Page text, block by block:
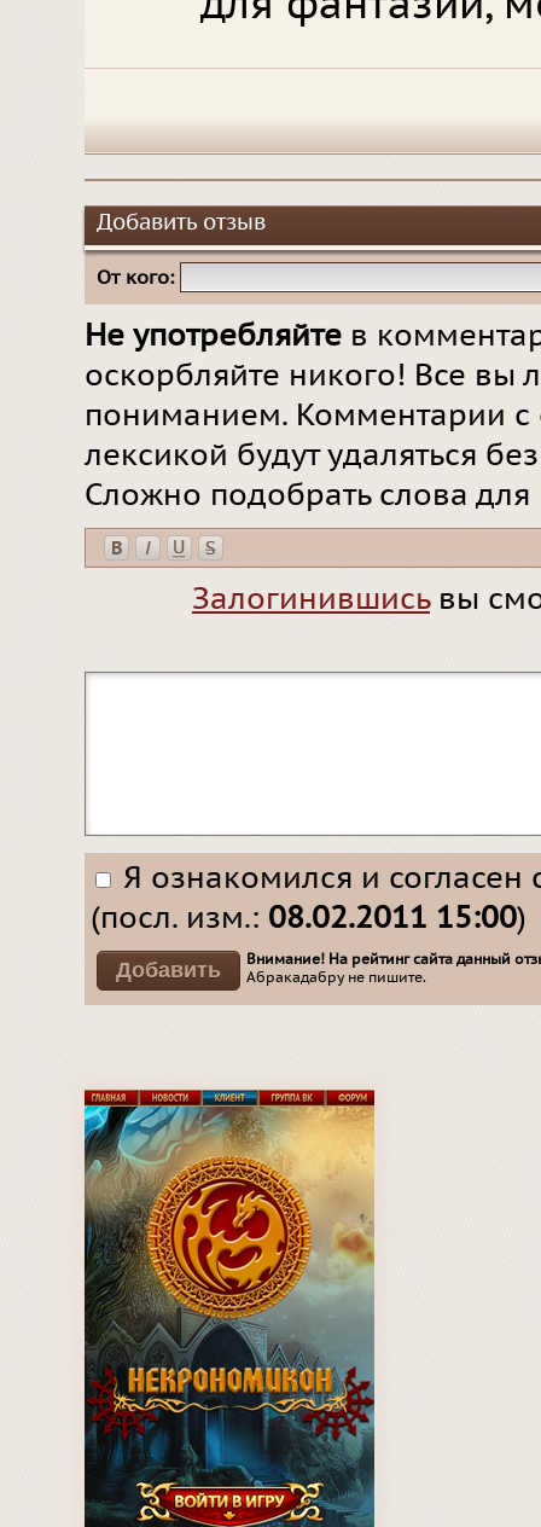
Добавить отзыв
От кого:
Не употребляйте в
оскорбляйте никого! Все вы
пониманием. Комментарии
лексикой будут удаляться
Сложно подобрать слова
Залогинившисьвы
Я ознакомился и согласен
(посл. изм.: 08.02.2011 15:00)
Внимание! На рейтинг сайта данный
Абракадабру не пишите.